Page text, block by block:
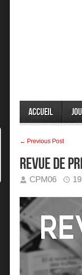
Accueil
← Previous Post
Revue de
CPM06